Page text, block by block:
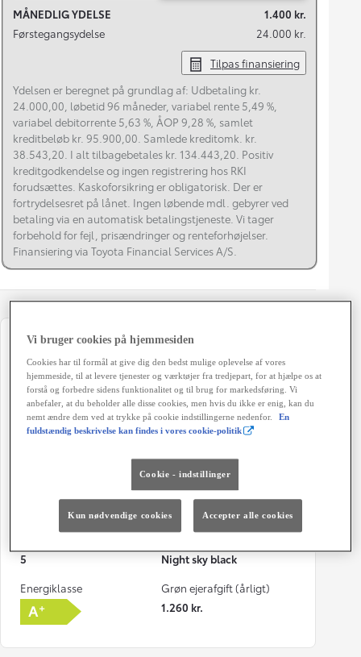
MÅNEDLIG YDELSE
1.400 kr.
Førstegangsydelse
24.000 kr.
Tilpas finansiering
Ydelsen er beregnet på grundlag af: Udbetaling kr.
24.000,00, løbetid 96 måneder, variabel rente 5,49 %,
variabel debitorrente 5,63 %, ÅOP 9,28 %, samlet
kreditbeløb kr. 95.900,00. Samlede kreditomk. kr.
38.543,20. I alt tilbagebetales kr. 134.443,20. Positiv
kreditgodkendelse og ingen registrering hos RKI
forudsættes. Kaskoforsikring er obligatorisk. Der er
fortrydelsesret på lånet. Ingen løbende mdl. gebyrer ved
betaling via en automatisk betalingstjeneste. Vi tager
forbehold for fejl, prisændringer og renteforhøjelser.
Finansiering via Toyota Financial Services A/S.
Registreringsår
07-2022
Modelår
2022
Kilometertal
59.000 km
Brændstof
Benzin
72 HK
Geartype
Manuel gearkasse
5
Night sky black
Energiklasse
Grøn ejerafgift (årligt)
1.260 kr.
Vi bruger cookies på hjemmesiden
Cookies har til formål at give dig den bedst mulige oplevelse af vores
hjemmeside, til at levere tjenester og værktøjer fra tredjepart, for at hjælpe os at
forstå og forbedre sidens funktionalitet og til brug for markedsføring. Vi
anbefaler, at du beholder alle disse cookies, men hvis du ikke er enig, kan du
nemt ændre dem ved at trykke på cookie indstillingerne nedenfor.
En
fuldstændig beskrivelse kan findes i vores cookie-politik
Cookie - indstillinger
Kun nødvendige cookies Accepter alle cookies